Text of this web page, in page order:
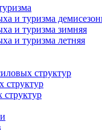
и туризма
и туризма зимняя
и туризма летняя
структур
структур
структур